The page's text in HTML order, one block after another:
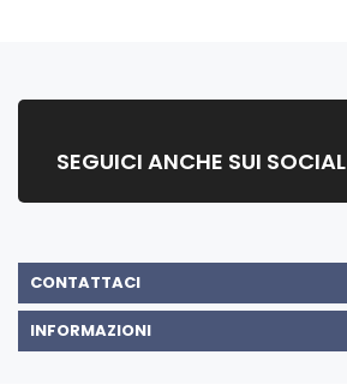
SEGUICI ANCHE SUI SOCIAL
CONTATTACI
INFORMAZIONI